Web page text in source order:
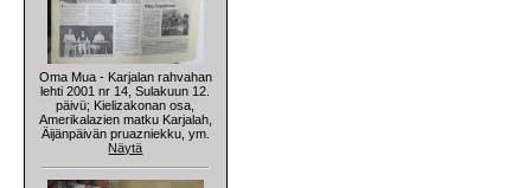
Oma Mua - Karjalan rahvahan
lehti 2001 nr 14, Sulakuun 12.
päivü; Kielizakonan osa,
Amerikalazien matku Karjalah,
Äijänpäivän pruazniekku, ym.
Näytä